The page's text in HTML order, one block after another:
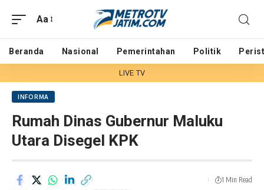
Aa
Beranda Nasional Pemerintahan Politik
LIVE TV
INFORMA
Rumah Dinas Gubernur Maluku
Utara Disegel KPK
1 Min Read